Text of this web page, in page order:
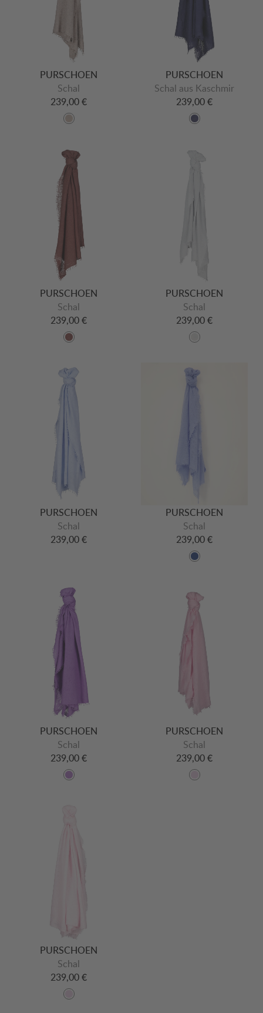
PURSCHOEN
Schal
239,00 €
PURSCHOEN
Schal aus Kaschmir
239,00 €
PURSCHOEN
Schal
239,00 €
PURSCHOEN
Schal
239,00 €
PURSCHOEN
Schal
239,00 €
PURSCHOEN
Schal
239,00 €
PURSCHOEN
Schal
239,00 €
PURSCHOEN
Schal
239,00 €
PURSCHOEN
Schal
239,00 €